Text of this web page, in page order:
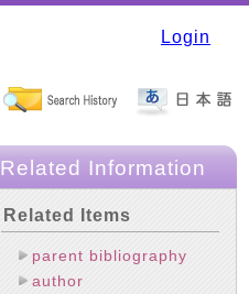
Login
Related Information
Related Items
parent bibliography
author